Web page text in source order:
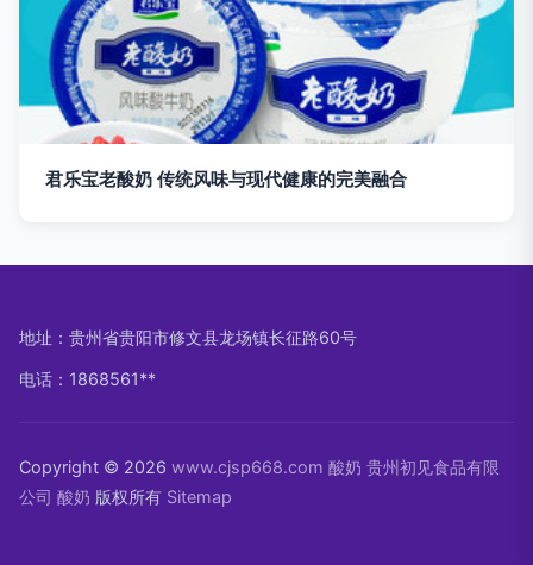
君乐宝老酸奶 传统风味与现代健康的完美融合
地址：贵州省贵阳市修文县龙场镇长征路60号
电话：1868561**
Copyright © 2026 www.cjsp668.com 酸奶 贵州初见食品有限
公司 酸奶 版权所有 Sitemap